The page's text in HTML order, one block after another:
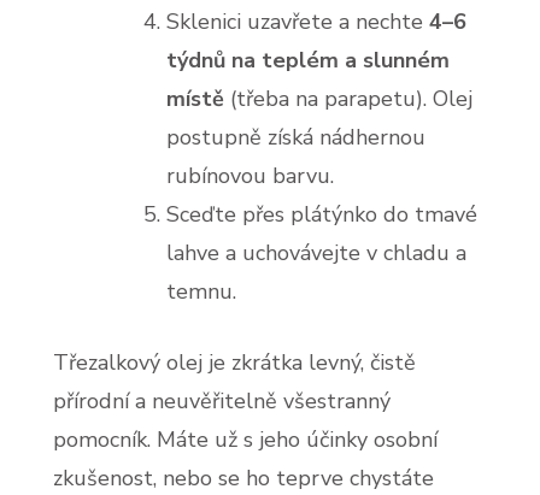
Sklenici uzavřete a nechte 4–6
týdnů na teplém a slunném
místě (třeba na parapetu). Olej
postupně získá nádhernou
rubínovou barvu.
Sceďte přes plátýnko do tmavé
lahve a uchovávejte v chladu a
temnu.
Třezalkový olej je zkrátka levný, čistě
přírodní a neuvěřitelně všestranný
pomocník. Máte už s jeho účinky osobní
zkušenost, nebo se ho teprve chystáte